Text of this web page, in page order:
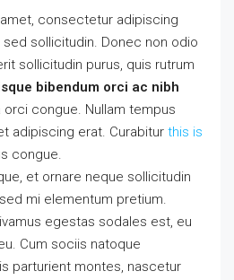
consectetur adipiscing
sollicitudin. Donec non odio
sollicitudin purus, quis rutrum
bibendum orci ac nibh
orci congue. Nullam tempus
adipiscing erat. Curabitur this is
congue.
et ornare neque sollicitudin
mi elementum pretium.
egestas sodales est, eu
Cum sociis natoque
parturient montes, nascetur